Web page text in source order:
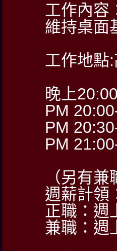
工作內容
維持桌面
工作地點
晚上
PM
PM
PM
（另有
週薪計領
正職：週
兼職：週